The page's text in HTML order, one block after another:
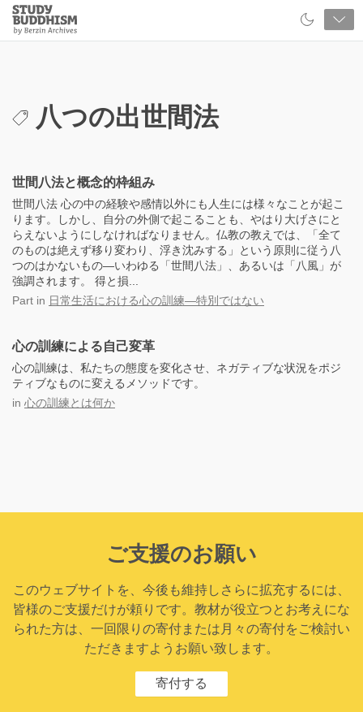
Close
Study
Buddhism
八つの出世間法
世間八法と概念的枠組み
世間八法 心の中の経験や感情以外にも人生には様々なことが起こ
ります。しかし、自分の外側で起こることも、やはり大げさにと
らえないようにしなければなりません。仏教の教えでは、「全て
のものは絶えず移り変わり、浮き沈みする」という原則に従う八
つのはかないもの―いわゆる「世間八法」、あるいは「八風」が
強調されます。 得と損...
Part in 日常生活における心の訓練―特別ではない
心の訓練による自己変革
心の訓練は、私たちの態度を変化させ、ネガティブな状況をポジ
ティブなものに変えるメソッドです。
in 心の訓練とは何か
ご支援のお願い
このウェブサイトを、今後も維持しさらに拡充するには、
皆様のご支援だけが頼りです。教材が役立つとお考えにな
られた方は、一回限りの寄付または月々の寄付をご検討い
ただきますようお願い致します。
寄付する